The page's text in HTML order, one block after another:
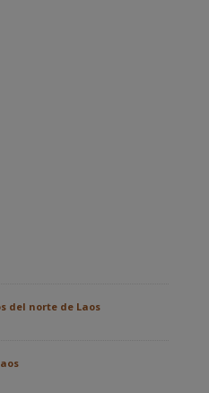
del norte de Laos